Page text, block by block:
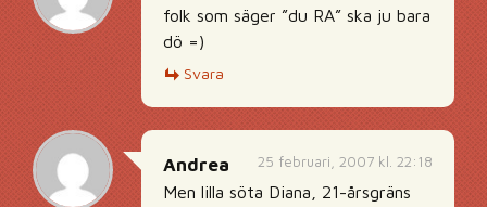
folk som säger ”du RA” ska ju bara
dö =)
Svara
25 februari, 2007 kl. 22:18
Andrea
Men lilla söta Diana, 21-årsgräns